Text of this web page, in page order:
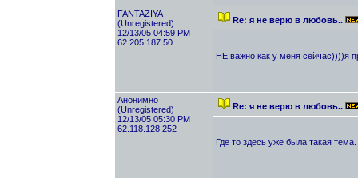
FANTAZIYA
(Unregistered)
12/13/05 04:59 PM
62.205.187.50
Re: я не верю в любовь..
НЕ важно как у меня сейчас))))я
Анонимно
(Unregistered)
12/13/05 05:30 PM
62.118.128.252
Re: я не верю в любовь..
Где то здесь уже была такая